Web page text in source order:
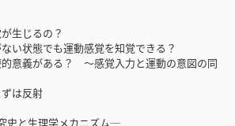
生じるの？
状態でも運動感覚を知覚できる？
意義がある？ 〜感覚入力と運動の意図の同
は反射
と生理学メカニズム─